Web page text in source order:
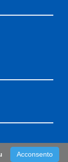
Acconsento